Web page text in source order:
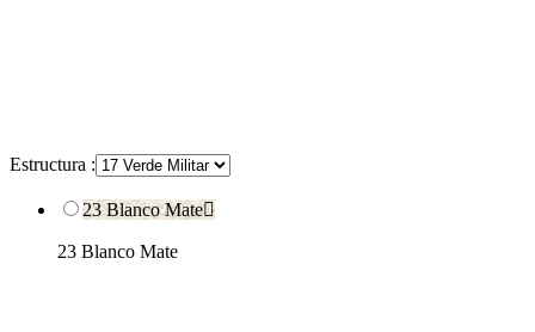
Estructura :
23 Blanco Mate
23 Blanco Mate